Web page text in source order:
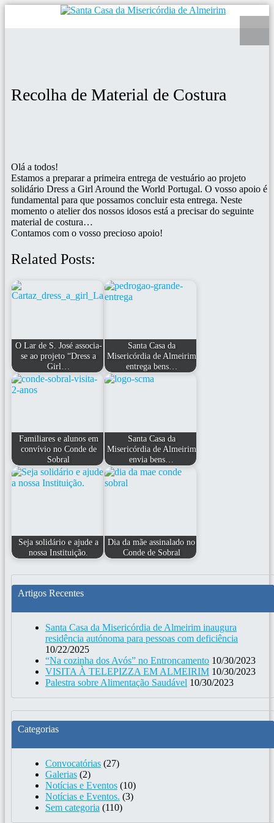
Recolha de Material de Costura
Olá a todos!
Estamos a preparar a primeira entrega de vestuário ao projeto
solidário Dress a Girl Around the World Portugal. O vosso apoio é
fundamental para que possamos concluir esta entrega. Neste
momento o atelier dos nossos idosos está a precisar do seguinte
material de costura…
Contamos com o vosso precioso apoio!
Related Posts:
O Lar de S. José associa-
se ao projeto “Dress a
Girl…
Santa Casa da
Misericórdia de Almeirim
entrega bens…
Familiares e alunos em
convívio no Conde de
Sobral
Santa Casa da
Misericórdia de Almeirim
envia bens…
Seja solidário e ajude a
nossa Instituição.
Dia da mãe assinalado no
Conde de Sobral
Artigos Recentes
Santa Casa da Misericórdia de Almeirim inaugura
residência autónoma para pessoas com deficiência
10/22/2025
“Na cozinha dos Avós” no Entroncamento 10/30/2023
VISITA À TELEPIZZA EM ALMEIRIM 10/30/2023
Palestra sobre Alimentação Saudável 10/30/2023
Categorias
Convocatórias (27)
Galerias (2)
Notícias e Eventos (10)
Notícias e Eventos. (3)
Sem categoria (110)